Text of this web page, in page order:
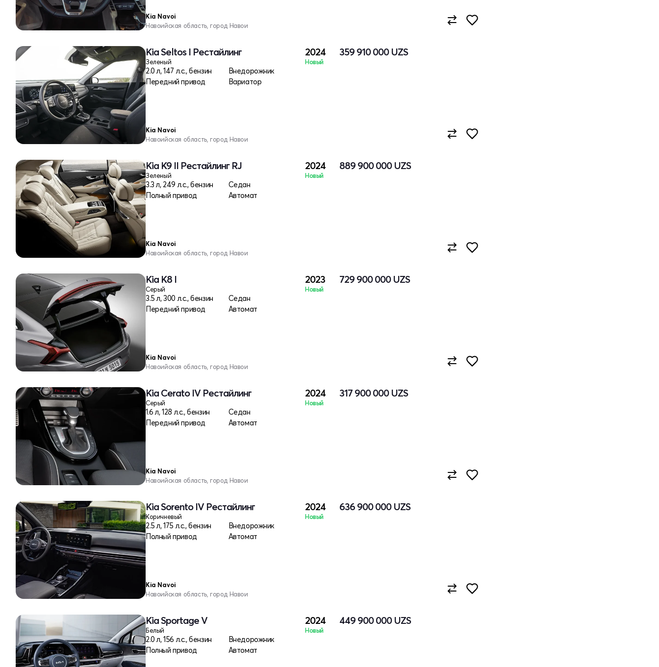
Kia Navoi
Навоийская область, город Навои
Kia Seltos I Рестайлинг
Зеленый
2.0 л, 147 л.с., бензин
Внедорожник
Передний привод
Вариатор
2024
Новый
359 910 000 UZS
Kia Navoi
Навоийская область, город Навои
Kia K9 II Рестайлинг RJ
Зеленый
3.3 л, 249 л.с., бензин
Седан
Полный привод
Автомат
2024
Новый
889 900 000 UZS
Kia Navoi
Навоийская область, город Навои
Kia K8 I
Серый
3.5 л, 300 л.с., бензин
Седан
Передний привод
Автомат
2023
Новый
729 900 000 UZS
Kia Navoi
Навоийская область, город Навои
Kia Cerato IV Рестайлинг
Серый
1.6 л, 128 л.с., бензин
Седан
Передний привод
Автомат
2024
Новый
317 900 000 UZS
Kia Navoi
Навоийская область, город Навои
Kia Sorento IV Рестайлинг
Коричневый
2.5 л, 175 л.с., бензин
Внедорожник
Полный привод
Автомат
2024
Новый
636 900 000 UZS
Kia Navoi
Навоийская область, город Навои
Kia Sportage V
Белый
2.0 л, 156 л.с., бензин
Внедорожник
Полный привод
Автомат
2024
Новый
449 900 000 UZS